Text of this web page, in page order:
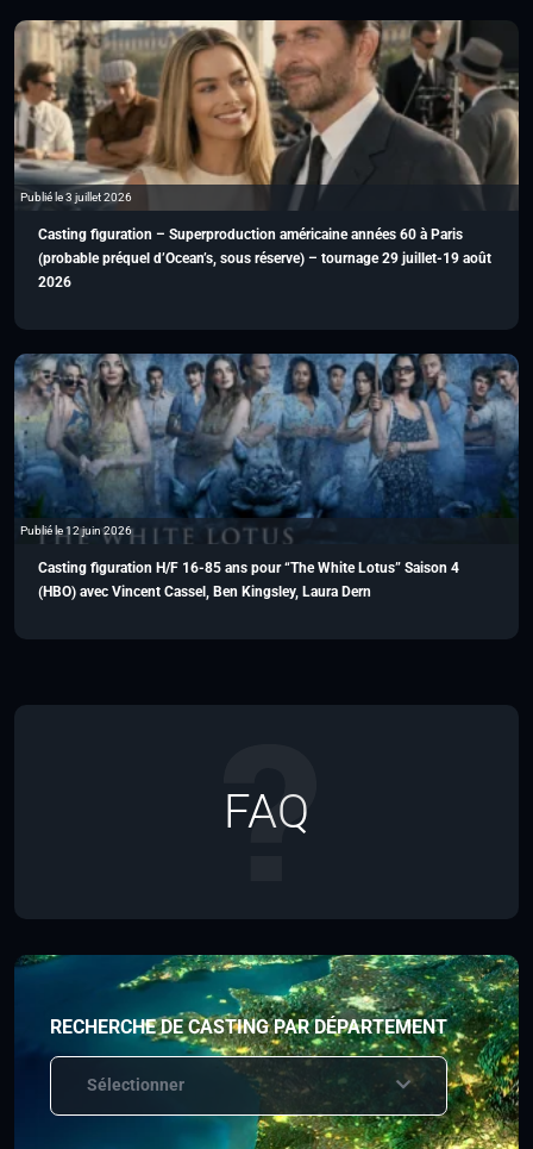
Publié le 3 juillet 2026
Casting figuration – Superproduction américaine années 60 à Paris
(probable préquel d’Ocean’s, sous réserve) – tournage 29 juillet-19 août
2026
Publié le 12 juin 2026
Casting figuration H/F 16-85 ans pour “The White Lotus” Saison 4
(HBO) avec Vincent Cassel, Ben Kingsley, Laura Dern
FAQ
RECHERCHE DE CASTING PAR DÉPARTEMENT
Sélectionner